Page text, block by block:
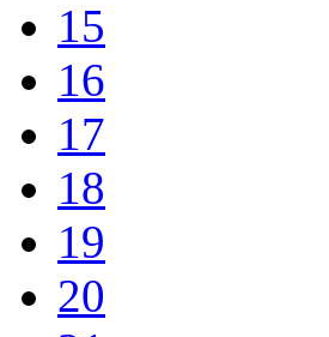
15
16
17
18
19
20